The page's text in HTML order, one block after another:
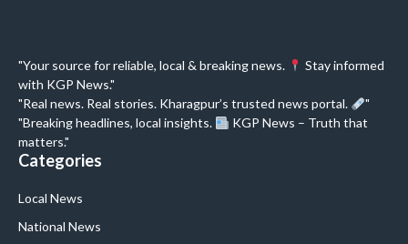
"Your source for reliable, local & breaking news.
Stay informed
with KGP News."
"Real news. Real stories. Kharagpur’s trusted news portal.
"
"Breaking headlines, local insights.
KGP News – Truth that
matters."
Categories
Local News
National News